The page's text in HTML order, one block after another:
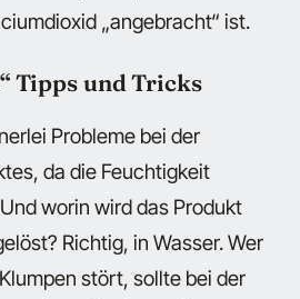
„angebracht“ ist.
Tipps und Tricks
Probleme bei der
da die Feuchtigkeit
worin wird das Produkt
Richtig, in Wasser. Wer
stört, sollte bei der